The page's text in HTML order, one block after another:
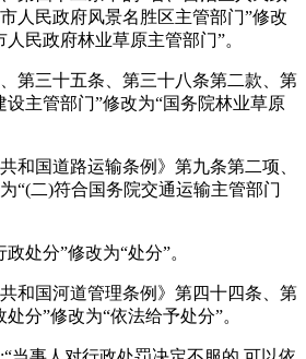
人民政府风景名胜区主管部门”修改
民政府林业草原主管部门”。
第三十五条、第三十八条第二款、第
设主管部门”修改为“国务院林业草原
和国道路运输条例》第九条第二项、
“(二)符合国务院交通运输主管部门
处分”修改为“处分”。
和国河道管理条例》第四十四条、第
分”修改为“依法给予处分”。